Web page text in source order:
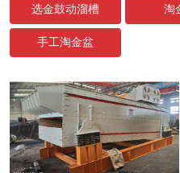
选金鼓动溜槽 淘
手工淘金盆